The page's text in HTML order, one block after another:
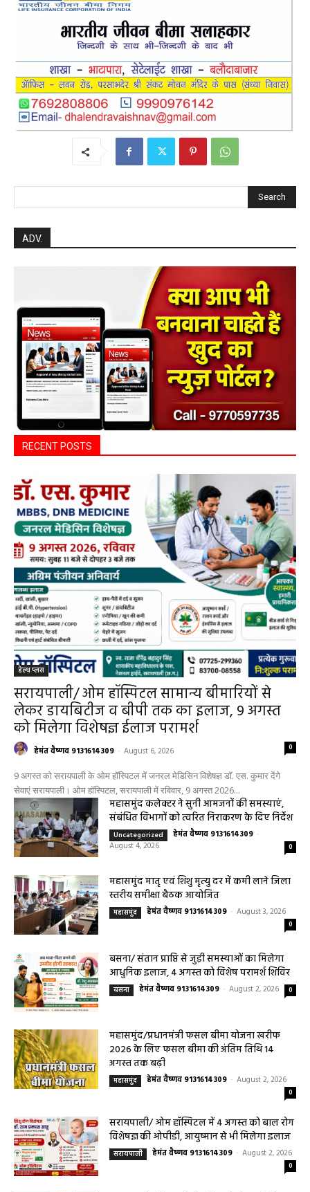
Search
ADV.
RECENT POSTS
हेल्थ प्लस
सरायपाली/ ओम हॉस्पिटल सामान्य बीमारियों से
लेकर डायबिटीज व बीपी तक का इलाज, 9 अगस्त
को मिलेगा विशेषज्ञ ईलाज परामर्श
हेमंत वैष्णव 9131614309 - August 6, 2026 0
9 अगस्त को सरायपाली के ओम हॉस्पिटल में जनरल मेडिसिन विशेषज्ञ डॉ. एस. कुमार देंगे
सेवाएं सरायपाली। ओम हॉस्पिटल, सरायपाली में रविवार, 9 अगस्त 2026...
महासमुंद कलेक्टर ने सुनी आमजनों की समस्याएं,
संबंधित विभागों को त्वरित निराकरण के दिए निर्देश
Uncategorized हेमंत वैष्णव 9131614309 -
August 4, 2026
0
महासमुंद मातृ एवं शिशु मृत्यु दर में कमी लाने जिला
स्तरीय समीक्षा बैठक आयोजित
महासमुंद हेमंत वैष्णव 9131614309 - August 3, 2026
0
बसना/ संतान प्राप्ति से जुड़ी समस्याओं का मिलेगा
आधुनिक इलाज, 4 अगस्त को विशेष परामर्श शिविर
बसना हेमंत वैष्णव 9131614309 - August 2, 2026 0
महासमुंद/प्रधानमंत्री फसल बीमा योजना खरीफ
2026 के लिए फसल बीमा की अंतिम तिथि 14
अगस्त तक बढ़ी
महासमुंद हेमंत वैष्णव 9131614309 - August 2, 2026
0
सरायपाली/ ओम हॉस्पिटल में 4 अगस्त को बाल रोग
विशेषज्ञ की ओपीडी, आयुष्मान से भी मिलेगा इलाज
सरायपाली हेमंत वैष्णव 9131614309 - August 2, 2026
0